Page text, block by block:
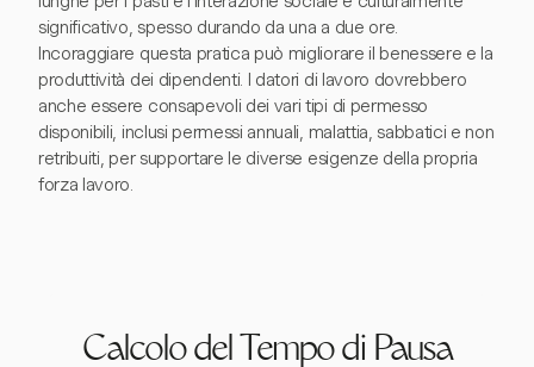
significativo, spesso durando da una a due ore.
Incoraggiare questa pratica può migliorare il benessere e la
produttività dei dipendenti. I datori di lavoro dovrebbero
anche essere consapevoli dei vari tipi di permesso
disponibili, inclusi permessi annuali, malattia, sabbatici e non
retribuiti, per supportare le diverse esigenze della propria
forza lavoro.
Calcolo del Tempo di Pausa